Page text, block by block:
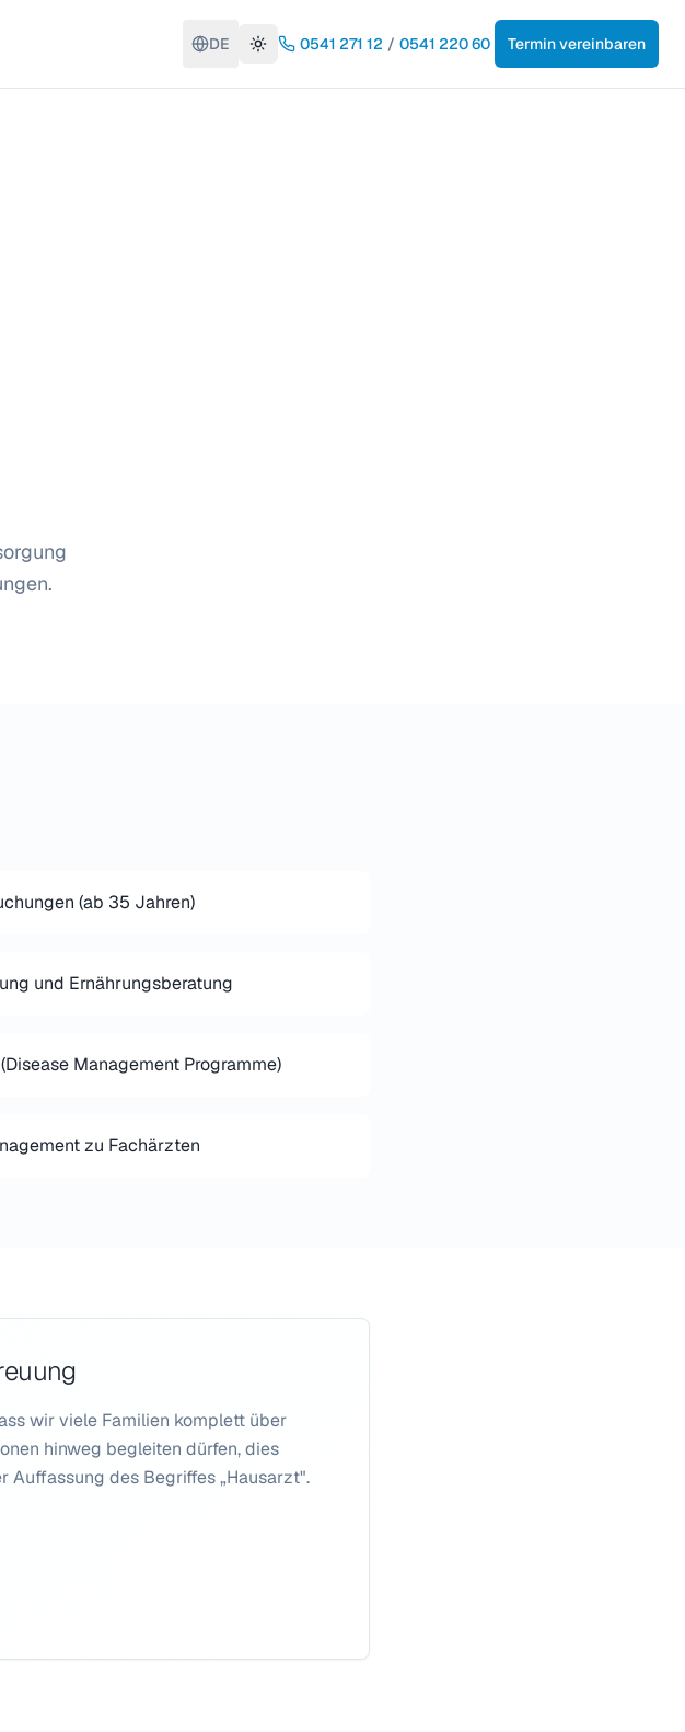
DE Toggle theme
0541 271 12 / 0541 220 60 Termin vereinbaren
(ab 35 Jahren)
und Ernährungsberatung
Management Programme)
zu Fachärzten
wir viele Familien komplett über
hinweg begleiten dürfen, dies
Auffassung des Begriffes „Hausarzt".